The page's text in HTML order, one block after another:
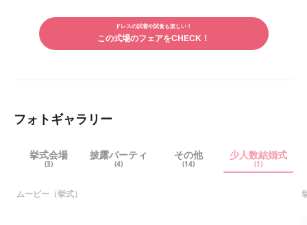
も満足度が高い結婚式となりました。
ルで
シェ
アす
る
で
ドレスの試着や試食も楽しい！
この式場のフェアをCHECK！
フォトギャラリー
挙式会場
(3)
披露パーティ
(4)
その他
(14)
少人数結婚式
(1)
ムービー（挙式）